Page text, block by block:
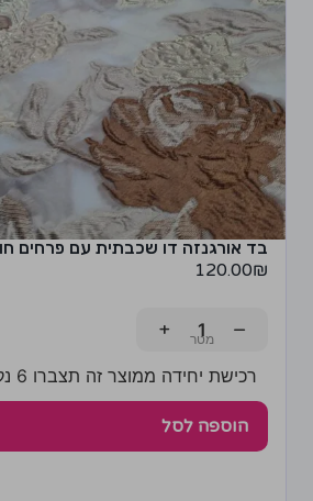
בד אורגנזה דו שכבתית עם פרחים
120.00₪
−
+
רכישת יחידה ממוצר זה תצברו 6 נקודות!
הוספה לסל